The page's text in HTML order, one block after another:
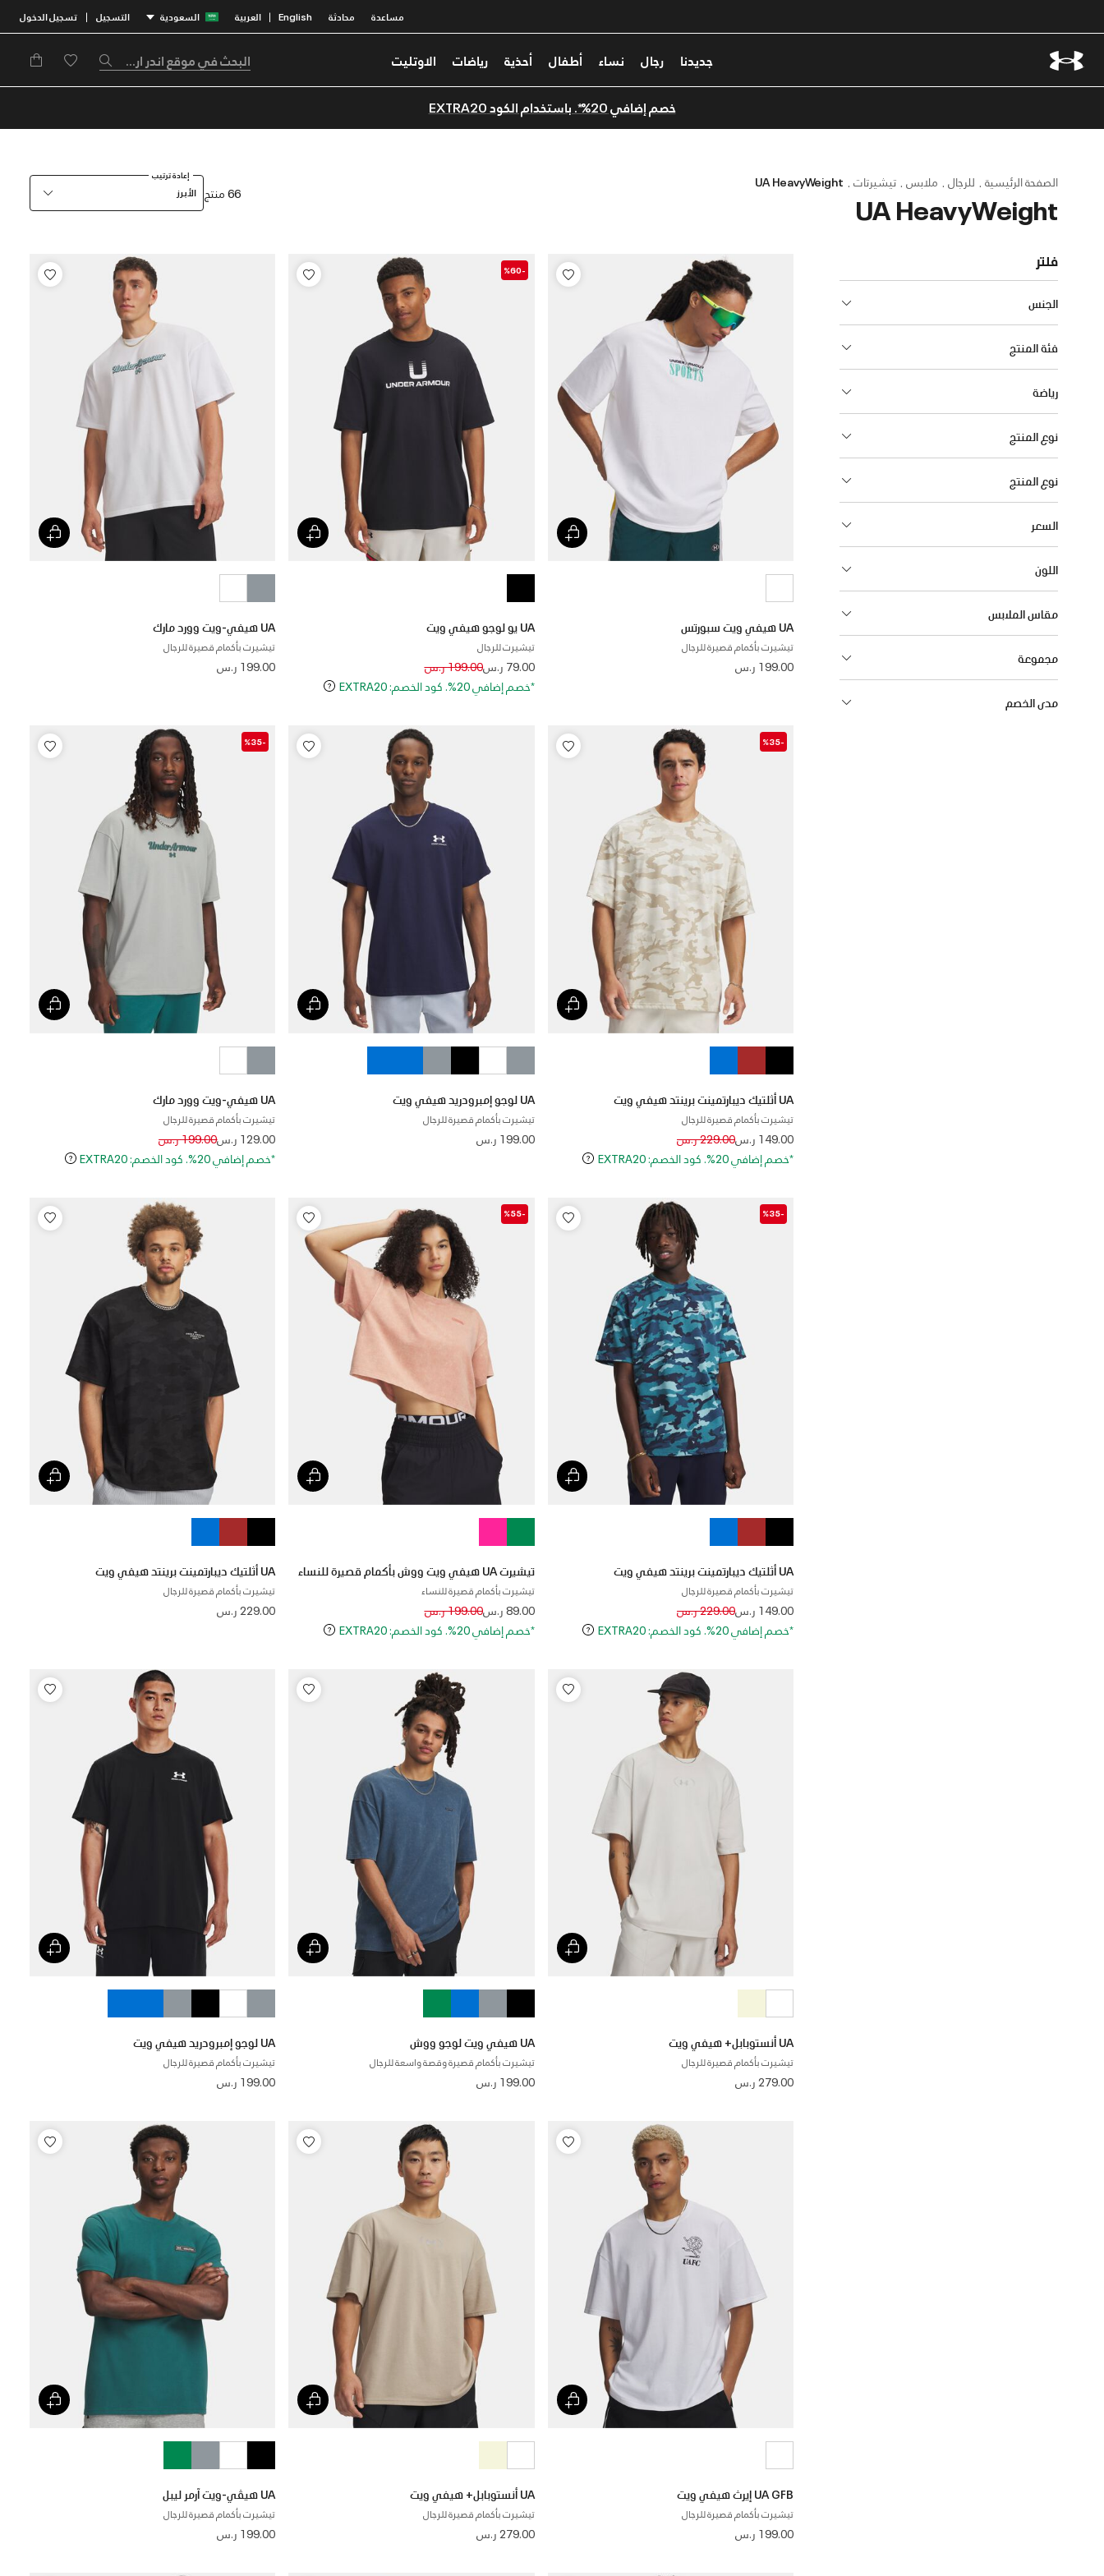
مساعدة محادثة English
| العربية السعودية التسجيل | تسجيل الدخول
جديدنا رجال نساء أطفال أحذية رياضات الاوتليت
خصم إضافي 20%*. باستخدام الكود EXTRA20
الصفحة الرئيسية للرجال ملابس تيشيرتات UA HeavyWeight
UA HeavyWeight 66 منتج
إعادة ترتيب
الأبرز
فلتر
الجنس
فئة المنتج
رياضة
نوع المنتج
نوع المنتج
السعر
اللون
مقاس الملابس
مجموعة
مدى الخصم
UA هيفي ويت سبورتس
تيشيرت بأكمام قصيرة للرجال
199.00 ر.س
-%60
UA يو لوجو هيفي ويت
تيشيرت للرجال
79.00 ر.سPrice reduced from
199.00 ر.سto
*خصم إضافي 20%. كود الخصم: EXTRA20
UA هيفي-ويت وورد مارك
تيشيرت بأكمام قصيرة للرجال
199.00 ر.س
-%35
UA أثلتيك ديبارتمينت برينتد هيفي ويت
تيشيرت بأكمام قصيرة للرجال
149.00 ر.سPrice reduced from
229.00 ر.سto
*خصم إضافي 20%. كود الخصم: EXTRA20
UA لوجو إمبرودريد هيفي ويت
تيشيرت بأكمام قصيرة للرجال
199.00 ر.س
-%35
UA هيفي-ويت وورد مارك
تيشيرت بأكمام قصيرة للرجال
129.00 ر.سPrice reduced from
199.00 ر.سto
*خصم إضافي 20%. كود الخصم: EXTRA20
-%35
UA أثلتيك ديبارتمينت برينتد هيفي ويت
تيشيرت بأكمام قصيرة للرجال
149.00 ر.سPrice reduced from
229.00 ر.سto
*خصم إضافي 20%. كود الخصم: EXTRA20
-%55
تيشيرت UA هيفي ويت ووش بأكمام قصيرة للنساء
تيشيرت بأكمام قصيرة للنساء
89.00 ر.سPrice reduced from
199.00 ر.سto
*خصم إضافي 20%. كود الخصم: EXTRA20
UA أثلتيك ديبارتمينت برينتد هيفي ويت
تيشيرت بأكمام قصيرة للرجال
229.00 ر.س
UA أنستوبابل+ هيفي ويت
تيشيرت بأكمام قصيرة للرجال
279.00 ر.س
UA هيفي ويت لوجو ووش
تيشيرت بأكمام قصيرة وقصة واسعة للرجال
199.00 ر.س
UA لوجو إمبرودريد هيفي ويت
تيشيرت بأكمام قصيرة للرجال
199.00 ر.س
UA GFB إيرث هيفي ويت
تيشيرت بأكمام قصيرة للرجال
199.00 ر.س
UA أنستوبابل+ هيفي ويت
تيشيرت بأكمام قصيرة للرجال
279.00 ر.س
UA هيڤي-ويت آرمر ليبل
تيشيرت بأكمام قصيرة للرجال
199.00 ر.س